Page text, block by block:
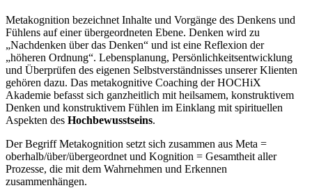
Metakognition bezeichnet Inhalte und Vorgänge des Denkens und
Fühlens auf einer übergeordneten Ebene. Denken wird zu
„Nachdenken über das Denken“ und ist eine Reflexion der
„höheren Ordnung“. Lebensplanung, Persönlichkeitsentwicklung
und Überprüfen des eigenen Selbstverständnisses unserer Klienten
gehören dazu. Das metakognitive Coaching der HOCHiX
Akademie befasst sich ganzheitlich mit heilsamem, konstruktivem
Denken und konstruktivem Fühlen im Einklang mit spirituellen
Aspekten des Hochbewusstseins.
Der Begriff Metakognition setzt sich zusammen aus Meta =
oberhalb/über/übergeordnet und Kognition = Gesamtheit aller
Prozesse, die mit dem Wahrnehmen und Erkennen
zusammenhängen.